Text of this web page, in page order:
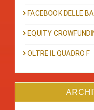
FACEBOOK DELLE
EQUITY
OLTRE IL QUADRO F